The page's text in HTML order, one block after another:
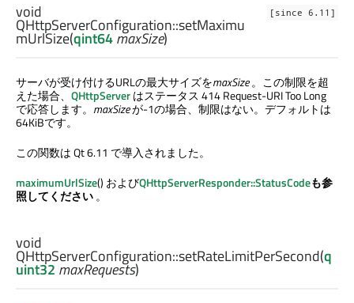
[since 6.11]
void
QHttpServerConfiguration::setMaximu
mUrlSize(qint64maxSize)
サーバが受け付けるURLの最大サイズをmaxSize。この制限を超
えた場合、 QHttpServerはステータス 414 Request-URI Too Long
で応答します。 maxSizeが-1の場合、制限はない。デフォルトは
64KiBです。
この関数は Qt 6.11 で導入されました。
maximumUrlSize() およびQHttpServerResponder::StatusCodeも参
照してください。
void
QHttpServerConfiguration::setRateLimitPerSecond(q
uint32maxRequests)